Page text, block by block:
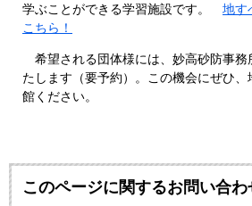
学ぶことができる学習施設です。 地す
こちら！
希望される団体様には、妙高砂防事務
たします（要予約）。この機会にぜひ
館ください。
このページに関するお問い合わ